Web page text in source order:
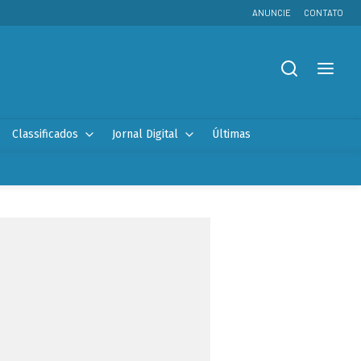
ANUNCIE CONTATO
Classificados Jornal Digital Últimas